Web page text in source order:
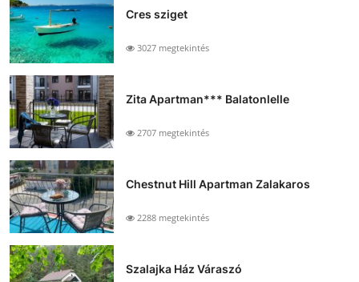
Cres sziget
3027 megtekintés
Zita Apartman*** Balatonlelle
2707 megtekintés
Chestnut Hill Apartman Zalakaros
2288 megtekintés
Szalajka Ház Váraszó